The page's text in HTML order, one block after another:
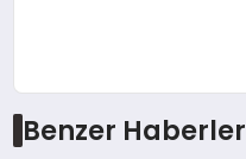
Benzer Haberler